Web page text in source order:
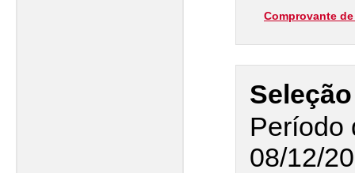
Comprovante
Período
08/12/